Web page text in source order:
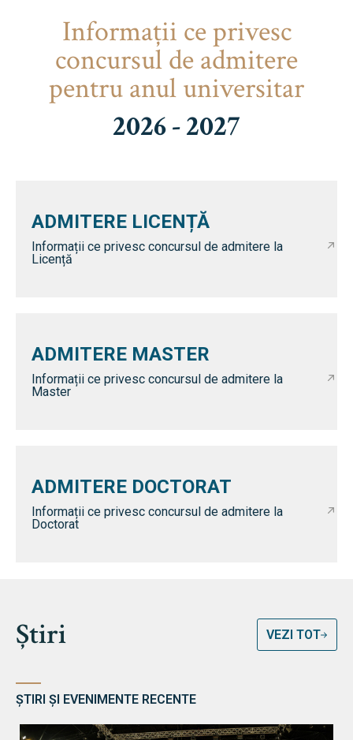
Informaţii ce privesc
concursul de admitere
pentru anul universitar
2026 - 2027
ADMITERE LICENȚĂ
Informații ce privesc concursul de admitere la
Licență
ADMITERE MASTER
Informații ce privesc concursul de admitere la
Master
ADMITERE DOCTORAT
Informații ce privesc concursul de admitere la
Doctorat
Știri VEZI TOT
ȘTIRI ȘI EVENIMENTE RECENTE